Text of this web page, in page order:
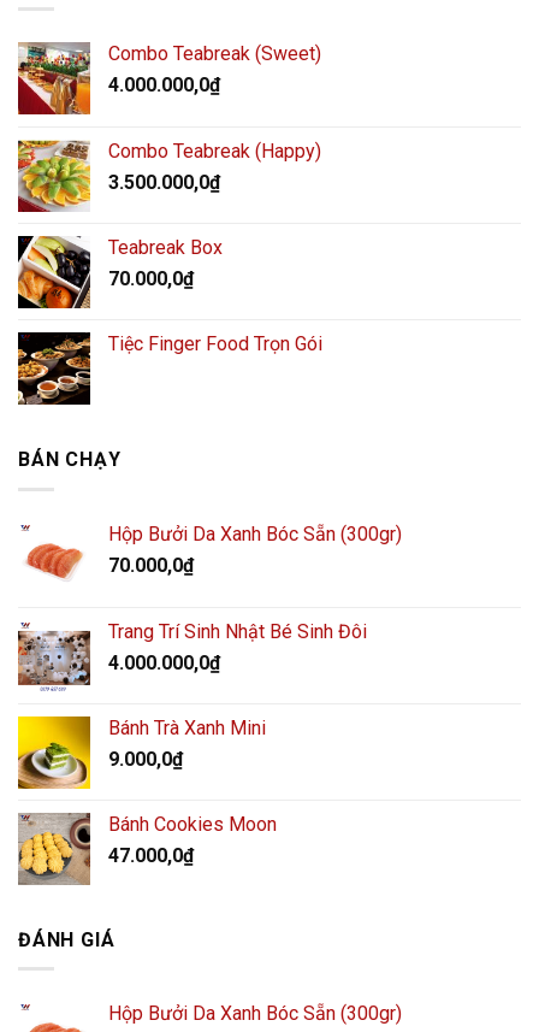
Combo Teabreak (Sweet)
4.000.000,0₫
Combo Teabreak (Happy)
3.500.000,0₫
Teabreak Box
70.000,0₫
Tiệc Finger Food Trọn Gói
BÁN CHẠY
Hộp Bưởi Da Xanh Bóc Sẵn (300gr)
70.000,0₫
Trang Trí Sinh Nhật Bé Sinh Đôi
4.000.000,0₫
Bánh Trà Xanh Mini
9.000,0₫
Bánh Cookies Moon
47.000,0₫
ĐÁNH GIÁ
Hộp Bưởi Da Xanh Bóc Sẵn (300gr)